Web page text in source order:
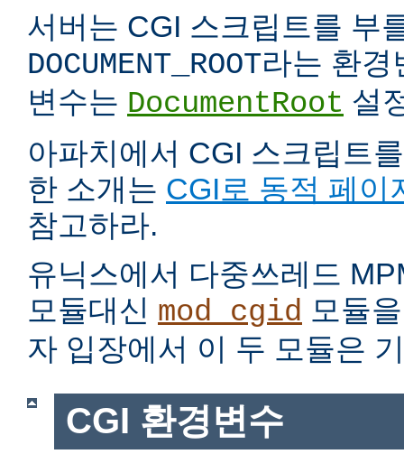
서버는 CGI 스크립트를 부
DOCUMENT_ROOT라는 환경
변수는 DocumentRoot 설
아파치에서 CGI 스크립트
한 소개는 CGI로 동적 페이
참고하라.
유닉스에서 다중쓰레드
모듈대신 mod_cgid 모듈
자 입장에서 이 두 모듈은
CGI 환경변수